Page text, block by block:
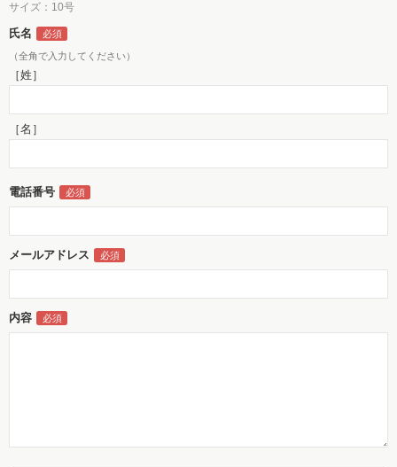
サイズ：10号
氏名
（全角で入力してください）
［姓］
［名］
電話番号
メールアドレス
内容